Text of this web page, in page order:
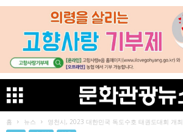
홈 뉴스 영천시, 2023 대한민국 독도수호 태권도대회 개최